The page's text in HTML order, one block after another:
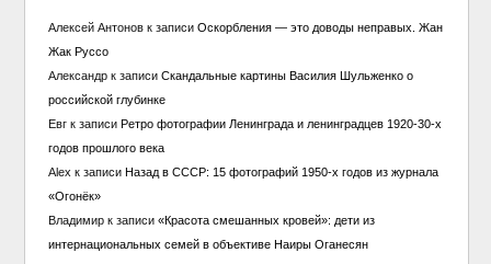
Алексей Антоновк записи Оскорбления — это доводы неправых. Жан
Жак Руссо
Александрк записи Скандальные картины Василия Шульженко о
российской глубинке
Евгк записи Ретро фотографии Ленинграда и ленинградцев 1920-30-х
годов прошлого века
Alexк записи Назад в СССР: 15 фотографий 1950-х годов из журнала
«Огонёк»
Владимирк записи «Красота смешанных кровей»: дети из
интернациональных семей в объективе Наиры Оганесян